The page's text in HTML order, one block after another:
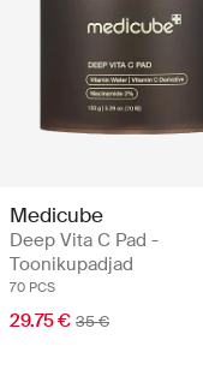
Medicube
Deep Vita C Pad -
Toonikupadjad
70 PCS
29.75 € 35 €